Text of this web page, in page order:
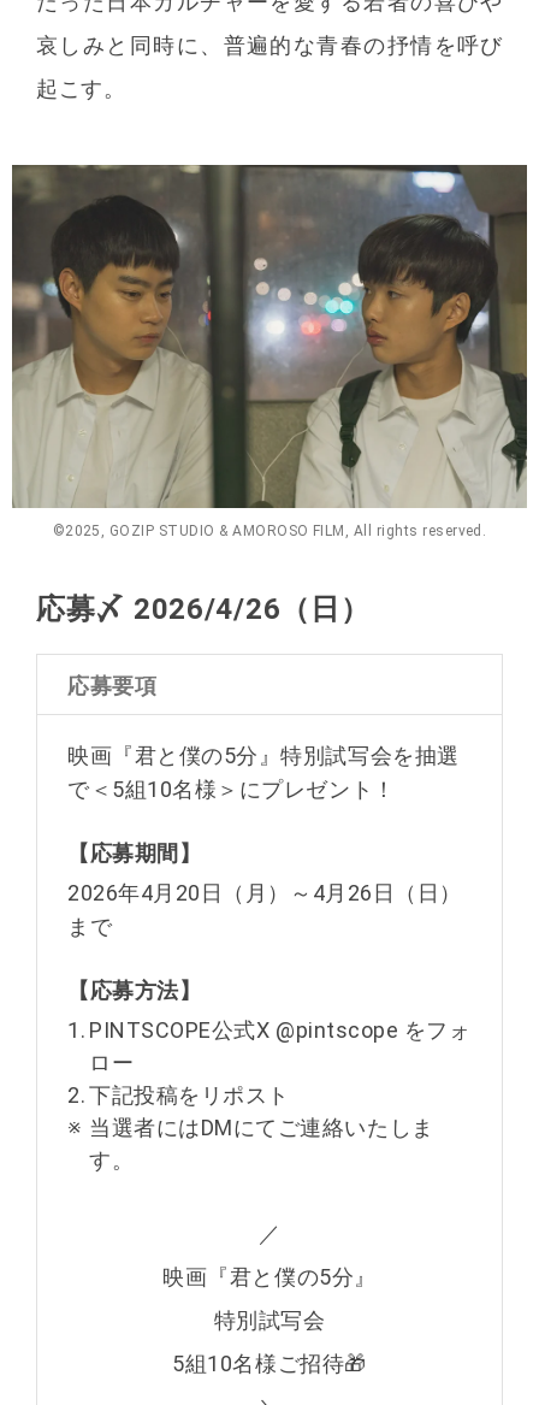
哀しみと同時に、普遍的な⻘春の抒情を呼び
起こす。
©2025, GOZIP STUDIO & AMOROSO FILM, All rights reserved.
応募〆 2026/4/26（日）
応募要項
映画『君と僕の5分』特別試写会を抽選
で＜5組10名様＞にプレゼント！
【応募期間】
2026年4月20日（月）～4月26日（日）
まで
【応募方法】
1. PINTSCOPE公式X @pintscope をフォ
ロー
2.下記投稿をリポスト
※ 当選者にはDMにてご連絡いたしま
す。
／
映画『君と僕の5分』
特別試写会
5組10名様ご招待🎁